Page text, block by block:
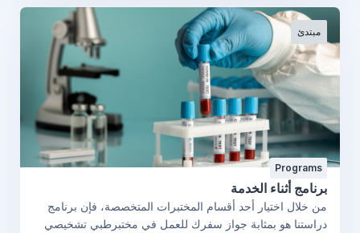
مبتدئ
Programs
برنامج أثناء الخدمة
من خلال اختيار أحد أقسام المختبرات المتخصصة، فإن برنامج
دراستنا هو بمثابة جواز سفرك للعمل في مختبرطبي تشخيصي